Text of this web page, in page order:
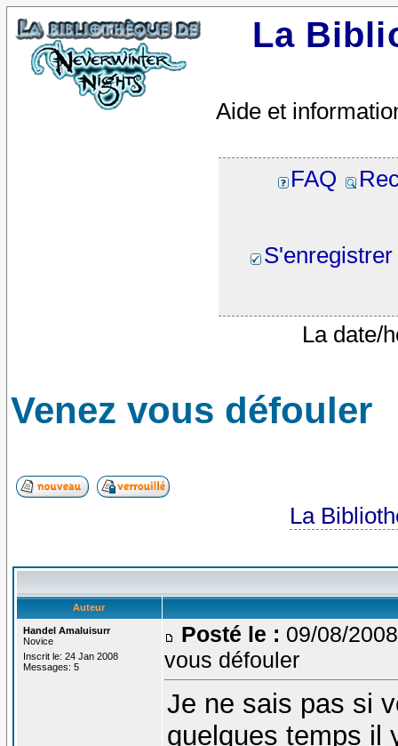
La
Aide et
FAQ
S'enregistrer
La date/
Venez vous défouler
La
Auteur
Handel Amaluisurr
Novice
Inscrit le: 24 Jan 2008
Messages: 5
Posté le : 09/08/
vous défouler
Je ne sais pas si
quelques temps il